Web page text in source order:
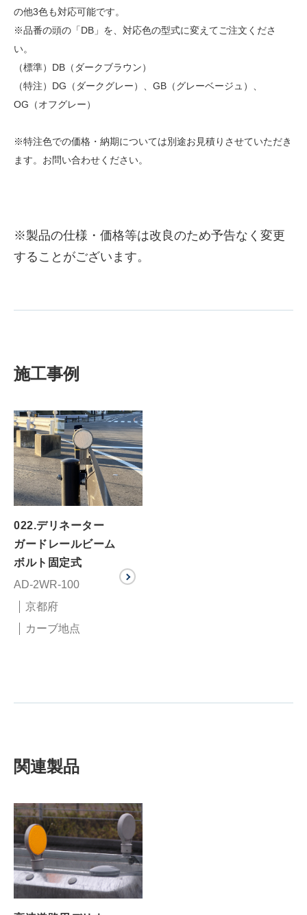
の他3色も対応可能です。
※品番の頭の「DB」を、対応色の型式に変えてご注文くださ
い。
（標準）DB（ダークブラウン）
（特注）DG（ダークグレー）、GB（グレーベージュ）、
OG（オフグレー）
※特注色での価格・納期については別途お見積りさせていただき
ます。お問い合わせください。
※製品の仕様・価格等は改良のため予告なく変更
することがございます。
施工事例
022.デリネーター
ガードレールビーム
ボルト固定式
AD-2WR-100
京都府
カーブ地点
関連製品